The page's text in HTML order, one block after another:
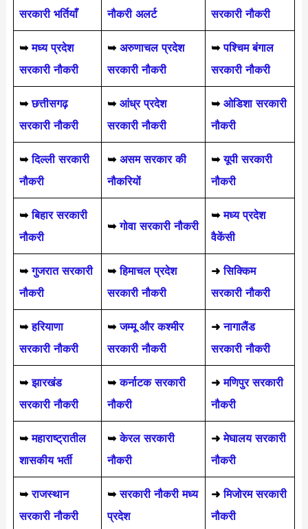
सरकारी भर्तियाँ
नौकरी अलर्ट
सरकारी नौकरी
➥ मध्य प्रदेश
सरकारी नौकरी
➥ अरुणाचल प्रदेश
सरकारी नौकरी
➥ पश्चिम बंगाल
सरकारी नौकरी
➥ छत्तीसगढ़
सरकारी नौकरी
➥ आंध्र प्रदेश
सरकारी नौकरी
➥ ओडिशा सरकारी
नौकरी
➥ दिल्ली सरकारी
नौकरी
➥ असम सरकार की
नौकरियों
➥ यूपी सरकारी
नौकरी
➥बिहार सरकारी
नौकरी
➥गोवा सरकारी नौकरी
➥ मध्य प्रदेश
वैकेंसी
➥ गुजरात सरकारी
नौकरी
➥हिमाचल प्रदेश
सरकारी नौकरी
➜ सिक्किम
सरकारी नौकरी
➥हरियाणा
सरकारी नौकरी
➥जम्मू और कश्मीर
सरकारी नौकरी
➜ नागालैंड
सरकारी नौकरी
➥ झारखंड
सरकारी नौकरी
➥ कर्नाटक सरकारी
नौकरी
➜ मणिपुर सरकारी
नौकरी
➥ महाराष्ट्रातील
शासकीय भर्ती
➥ केरल सरकारी
नौकरी
➜ मेघालय सरकारी
नौकरी
➥ राजस्थान
सरकारी नौकरी
➥सरकारी नौकरी मध्य
प्रदेश
➜मिजोरम सरकारी
नौकरी